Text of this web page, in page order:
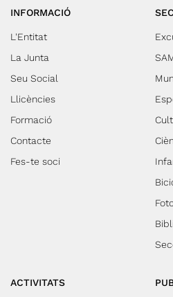
està documentat al segle XII. En
INFORMACIÓ
L'Entitat
La Junta
Seu Social
Llicències
Formació
Contacte
Fes-te soci
ACTIVITATS